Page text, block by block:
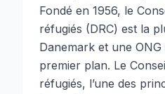
Fondé en 1956, le
réfugiés (DRC) est la
Danemark et une
premier plan. Le
réfugiés, l’une des